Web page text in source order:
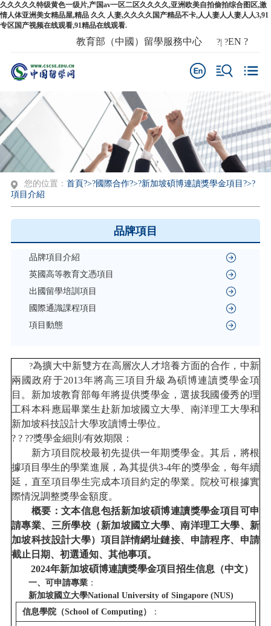
久久久久久特级黄色一级片,产国av一区二区久久久久,亚洲欧美自拍偷拍综合图区,激
情人体亚洲美女精品屋,精品 久久 人妻,久久久久国产精品不卡,人人妻人人妻人人3,91
专区国产视频在线观看,91精品在线观看.
教育部（中國）留學服務中心 ?| ?EN?
您的位置： 首頁?>?國際合作?>?新加坡碩博連讀獎學金項目 ?>?
項目介紹
品牌項目
品牌項目介紹
英國高等教育文憑項目
出國留學培訓項目
國際通識課程項目
項目動態
?為擴大中新雙方在高層次人才培養方面的合作，中新
兩國政府于2013年將高三項目升級為碩博連讀獎學金項
目。新加坡教育部每年將提供獎學金，選拔我國優秀的理
工科本科應屆畢業生赴新加坡國立大學、南洋理工大學和
新加坡科技設計大學攻讀博士學位。
? ? ??獎學金細則/有效期限：
新方項目院校最初先提供一年期獎學金。其后，將根
據項目學生的學業進展，為其提供3-4年的獎學金，每年續
延，直至項目學生完成本項目約定的學業。院校可根據實
際情況調整獎學金額度。
概要：文本信息包括新加坡碩博連讀獎學金項目可申
請專業、三所學校（新加坡國立大學、南洋理工大學、新
加坡科技設計大學）項目詳情網址鏈接、申請程序、申請
截止日期、初選通知、其他事項。
2024年新加坡碩博連讀獎學金項目招生信息（中文）
一、可申請專業：
新加坡國立大學National University of Singapore (NUS)
信息學院（School of Computing）
：